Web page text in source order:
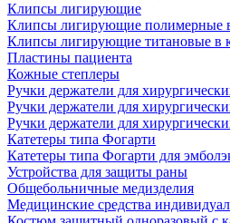
Клипсы лигирующие
Клипсы лигирующие полимерные
Клипсы лигирующие титановые в
Пластины пациента
Кожные степлеры
Ручки держатели для
Ручки держатели для
Ручки держатели для
Катетеры типа Фогарти
Катетеры типа Фогарти для
Устройства для защиты раны
Общебольничные медизделия
Медицинские средства